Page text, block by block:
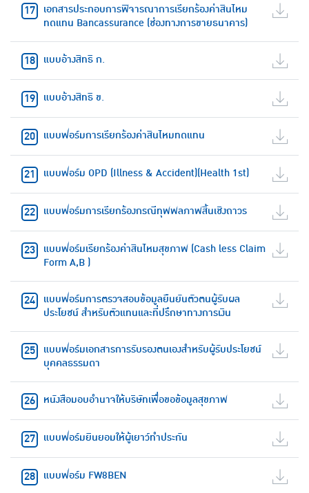
เอกสารประกอบการพิจารณาการเรียกร้องค่าสินไหม
ทดแทน Bancassurance (ช่องทางการขายธนาคาร)
แบบอ้างสิทธิ ก.
แบบอ้างสิทธิ ข.
แบบฟอร์มการเรียกร้องค่าสินไหมทดแทน
แบบฟอร์ม OPD (Illness & Accident)(Health 1st)
แบบฟอร์มการเรียกร้องกรณีทุพพลภาพสิ้นเชิงถาวร
แบบฟอร์มเรียกร้องค่าสินไหมสุขภาพ (Cash less Claim
Form A,B )
แบบฟอร์มการตรวจสอบข้อมูลยืนยันตัวตนผู้รับผล
ประโยชน์ สำหรับตัวแทนและที่ปรึกษาทางการเงิน
แบบฟอร์มเอกสารการรับรองตนเองสำหรับผู้รับประโยชน์
บุคคลธรรมดา
หนังสือมอบอำนาจให้บริษัทเพื่อขอข้อมูลสุขภาพ
แบบฟอร์มยินยอมให้ผู้เยาว์ทำประกัน
แบบฟอร์ม FW8BEN